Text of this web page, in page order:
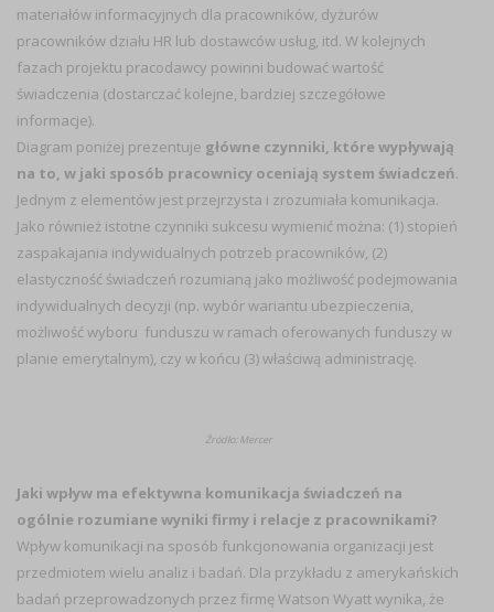
materiałów informacyjnych dla pracowników, dyżurów
pracowników działu HR lub dostawców usług, itd. W kolejnych
fazach projektu pracodawcy powinni budować wartość
świadczenia (dostarczać kolejne, bardziej szczegółowe
informacje).
Diagram poniżej prezentuje główne czynniki, które wypływają
na to, w jaki sposób pracownicy oceniają system świadczeń.
Jednym z elementów jest przejrzysta i zrozumiała komunikacja.
Jako również istotne czynniki sukcesu wymienić można: (1) stopień
zaspakajania indywidualnych potrzeb pracowników, (2)
elastyczność świadczeń rozumianą jako możliwość podejmowania
indywidualnych decyzji (np. wybór wariantu ubezpieczenia,
możliwość wyboru funduszu w ramach oferowanych funduszy w
planie emerytalnym), czy w końcu (3) właściwą administrację.
Źródło: Mercer
Jaki wpływ ma efektywna komunikacja świadczeń na
ogólnie rozumiane wyniki firmy i relacje z pracownikami?
Wpływ komunikacji na sposób funkcjonowania organizacji jest
przedmiotem wielu analiz i badań. Dla przykładu z amerykańskich
badań przeprowadzonych przez firmę Watson Wyatt wynika, że